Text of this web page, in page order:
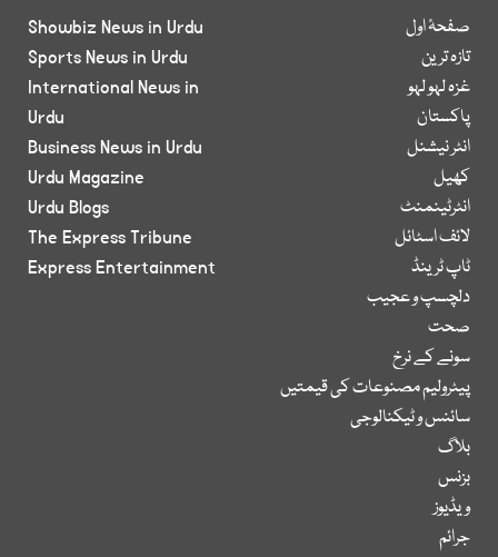
صفحۂ اول
تازہ ترین
غزہ لہو لہو
پاکستان
انٹر نیشنل
کھیل
انٹرٹینمنٹ
لائف اسٹائل
ٹاپ ٹرینڈ
دلچسپ و عجیب
صحت
سونے کے نرخ
پیٹرولیم مصنوعات کی قیمتیں
سائنس و ٹیکنالوجی
بلاگ
بزنس
ویڈیوز
جرائم
Showbiz News in Urdu
Sports News in Urdu
International News in
Urdu
Business News in Urdu
Urdu Magazine
Urdu Blogs
The Express Tribune
Express Entertainment